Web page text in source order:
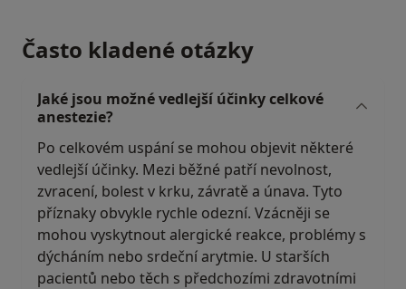
Často kladené otázky
Jaké jsou možné vedlejší účinky celkové
anestezie?
Po celkovém uspání se mohou objevit některé
vedlejší účinky. Mezi běžné patří nevolnost,
zvracení, bolest v krku, závratě a únava. Tyto
příznaky obvykle rychle odezní. Vzácněji se
mohou vyskytnout alergické reakce, problémy s
dýcháním nebo srdeční arytmie. U starších
pacientů nebo těch s předchozími zdravotními